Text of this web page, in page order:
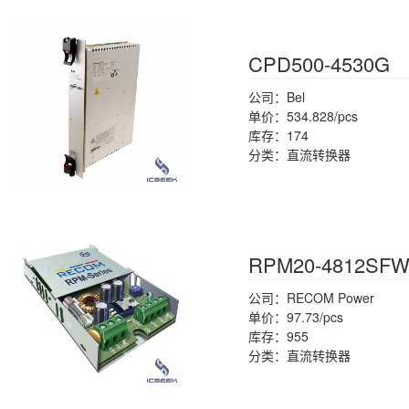
CPD500-4530G
公司：Bel
单价：534.828/pcs
库存：174
分类：直流转换器
RPM20-
公司：RECOM Power
单价：97.73/pcs
库存：955
分类：直流转换器